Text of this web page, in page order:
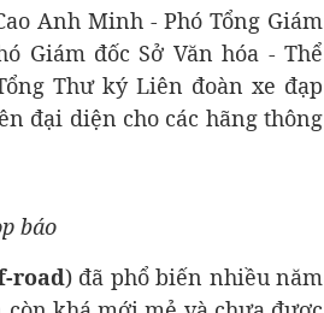
Anh Minh - Phó Tổng Giám
Giám đốc Sở Văn hóa - Thể
Thư ký Liên đoàn xe đạp
đại diện cho các hãng thông
báo
road) đã phổ biến nhiều năm